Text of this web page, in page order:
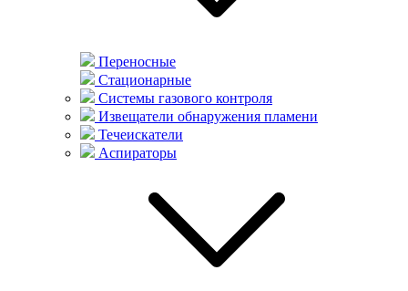
Переносные
Стационарные
Системы газового контроля
Извещатели обнаружения пламени
Течеискатели
Аспираторы